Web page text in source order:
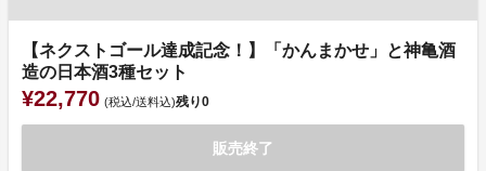
【ネクストゴール達成記念！】「かんまかせ」と神亀酒
造の日本酒3種セット
¥22,770 (税込/送料込)残り0
販売終了